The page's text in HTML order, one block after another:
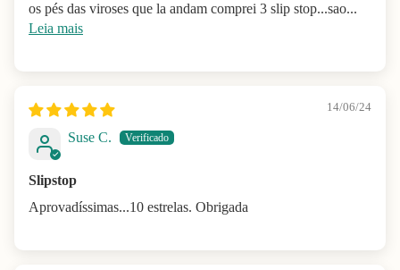
os pés das viroses que la andam comprei 3 slip stop...sao...
Leia mais
14/06/24
Suse C.
Slipstop
Aprovadíssimas...10 estrelas. Obrigada